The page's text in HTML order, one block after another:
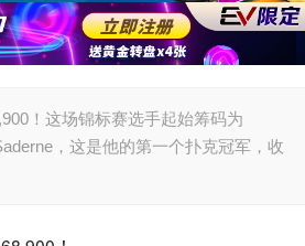
！这场锦标赛选手起始筹码为
，这是他的第一个扑克冠军，收